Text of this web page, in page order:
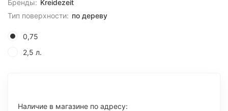
Бренды: Kreidezeit
Тип поверхности: по дереву
0,75
2,5 л.
Наличие в магазине по адресу: